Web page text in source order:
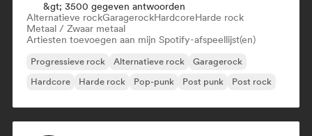
&gt; 3500 gegeven antwoorden
Alternatieve rockGaragerockHardcoreHarde rock
Metaal / Zwaar metaal
Artiesten toevoegen aan mijn Spotify-afspeellijst(en)
Progressieve rock Alternatieve rock
Garagerock
Hardcore
Harde rock Pop-punk Post punk Post rock